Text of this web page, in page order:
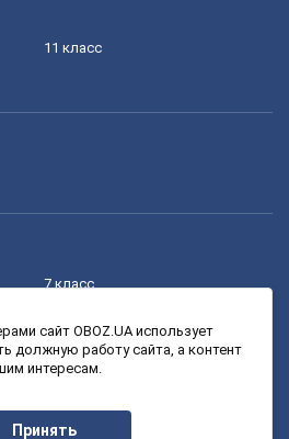
11 класс
7 класс
9 класс
сайт OBOZ.UA использует
должную работу сайта, а контент
интересам.
Принять